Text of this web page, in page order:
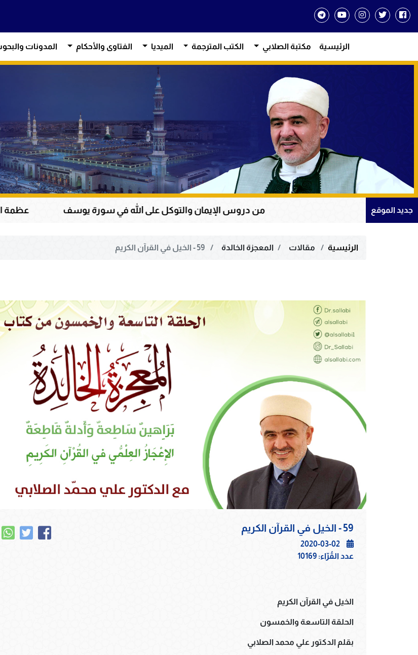
الرئيسية مكتبة الصلابي الكتب المترجمة الميديا الفتاوى والأحكام المدونات
جديد الموقع من دروس الإيمان والتوكل على الله في سورة يوسف عظمة القرآن الكريم في
الرئيسية مقالات المعجزة الخالدة
59 - الخيل في القرآن الكريم
2020-03-02
عدد القُرّاء: 10169
الخيل في القرآن الكريم
الحلقة التاسعة والخمسون
بقلم الدكتور علي محمد الصلابي